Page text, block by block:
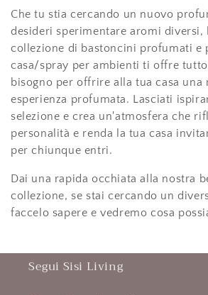
Che tu stia cercando un nuovo
desideri sperimentare aromi diversi,
collezione di bastoncini profumati e
casa/spray per ambienti ti offre
bisogno per offrire alla tua casa una
esperienza profumata. Lasciati
selezione e crea un'atmosfera che
personalità e renda la tua casa
per chiunque entri.
Dai una rapida occhiata alla nostra
collezione, se stai cercando un
faccelo sapere e vedremo cosa
Segui Sisi Living